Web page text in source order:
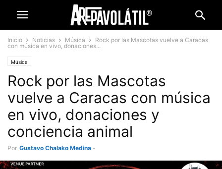
Inicio Noticias Música
Rock por las Mascotas vuelve a Caracas
con música en vivo, donaciones...
Música
Rock por las Mascotas
vuelve a Caracas con música
en vivo, donaciones y
conciencia animal
Por Gustavo Chalako Medina -